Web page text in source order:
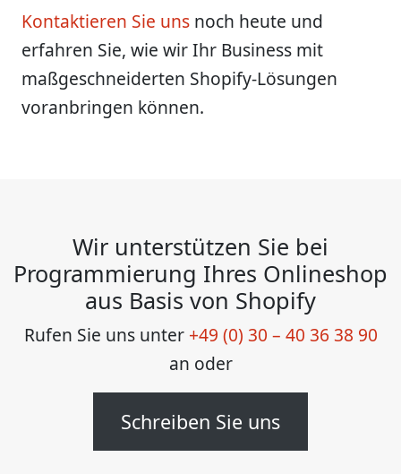
Kontaktieren Sie uns noch heute und
erfahren Sie, wie wir Ihr Business mit
maßgeschneiderten Shopify-Lösungen
voranbringen können.
Wir unterstützen Sie bei
Programmierung Ihres Onlineshop
aus Basis von Shopify
Rufen Sie uns unter +49 (0) 30 – 40 36 38 90
an oder
Schreiben Sie uns